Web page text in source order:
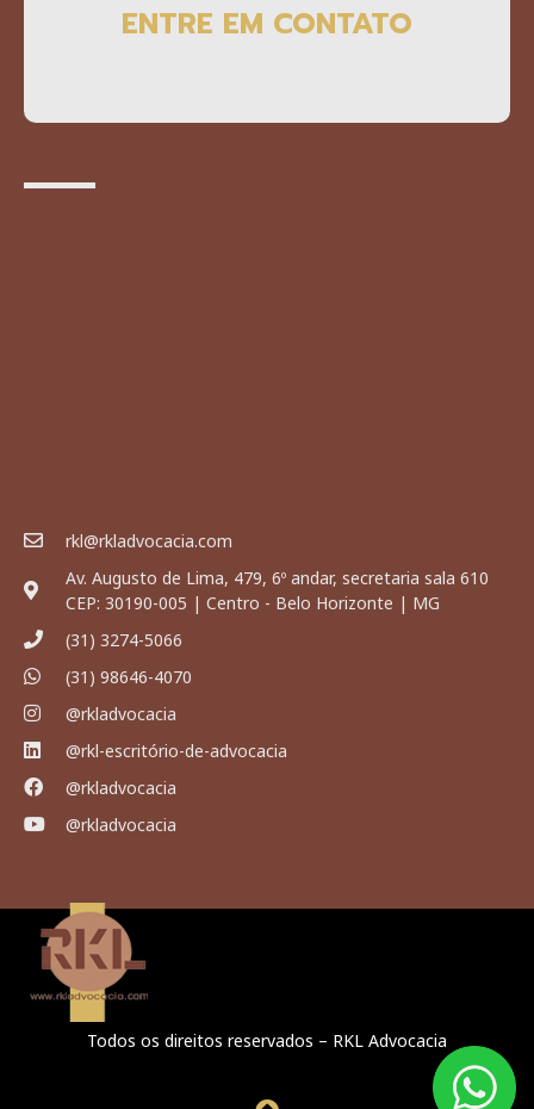
ENTRE EM CONTATO
rkl@rkladvocacia.com
Av. Augusto de Lima, 479, 6º andar, secretaria sala 610
CEP: 30190-005 | Centro - Belo Horizonte | MG
(31) 3274-5066
(31) 98646-4070
@rkladvocacia
@rkl-escritório-de-advocacia
@rkladvocacia
@rkladvocacia
Todos os direitos reservados – RKL Advocacia